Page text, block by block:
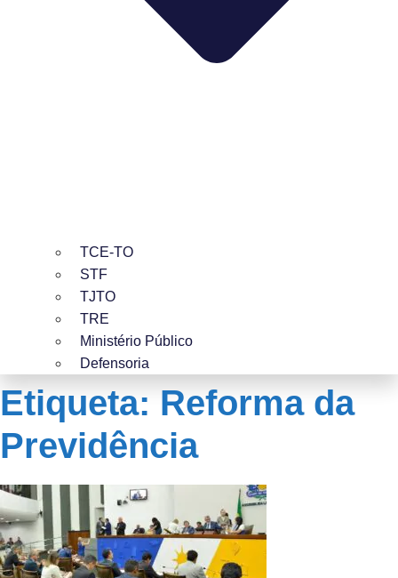
TCE-TO
STF
TJTO
TRE
Ministério Público
Defensoria
Etiqueta: Reforma da
Previdência